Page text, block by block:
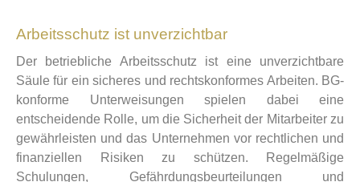
Arbeitsschutz ist unverzichtbar
Der betriebliche Arbeitsschutz ist eine unverzichtbare
Säule für ein sicheres und rechtskonformes Arbeiten. BG-
konforme Unterweisungen spielen dabei eine
entscheidende Rolle, um die Sicherheit der Mitarbeiter zu
gewährleisten und das Unternehmen vor rechtlichen und
finanziellen Risiken zu schützen. Regelmäßige
Schulungen, Gefährdungsbeurteilungen und